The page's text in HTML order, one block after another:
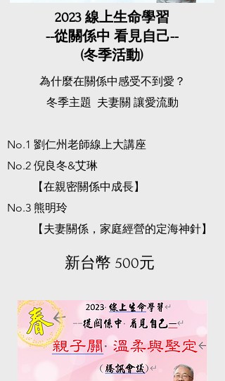
2023 線上生命學習
​--從關係中 看見自己--
(冬季活動)
為什麼在關係中感受不到愛？
​冬季主題 夫妻關 讓愛流動
No.1 劉仁州老師線上大講座
​No.2 倪良冬&艾琳
【在親密關係中成長】
No.3 熊明玲
【夫妻關係，家庭經營的定海神針】
​新台幣 500元